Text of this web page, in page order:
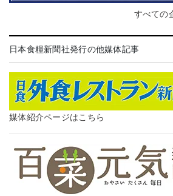
すべての
日本食糧新聞社発行の他媒体記事
媒体紹介ページはこちら